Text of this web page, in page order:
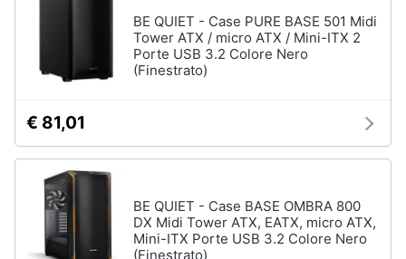
BE QUIET - Case PURE BASE 501 Midi
Tower ATX / micro ATX / Mini-ITX 2
Porte USB 3.2 Colore Nero
(Finestrato)
€ 81,01
BE QUIET - Case BASE OMBRA 800
DX Midi Tower ATX, EATX, micro ATX,
Mini-ITX Porte USB 3.2 Colore Nero
(Finestrato)